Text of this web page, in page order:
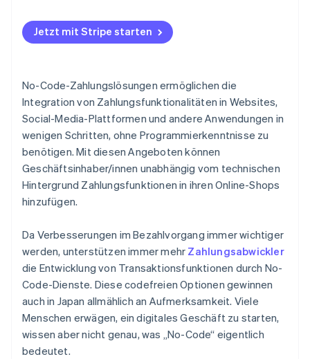
Backoffice-Arbeit vereinfachen
Link teilen
QR-Code erstellen
Jetzt mit Stripe starten
No-Code-Zahlungslösungen ermöglichen die
Integration von Zahlungsfunktionalitäten in Websites,
Social-Media-Plattformen und andere Anwendungen in
wenigen Schritten, ohne Programmierkenntnisse zu
benötigen. Mit diesen Angeboten können
Geschäftsinhaber/innen unabhängig vom technischen
Hintergrund Zahlungsfunktionen in ihren Online-Shops
hinzufügen.
Da Verbesserungen im Bezahlvorgang immer wichtiger
werden, unterstützen immer mehr Zahlungsabwickler
die Entwicklung von Transaktionsfunktionen durch No-
Code-Dienste. Diese codefreien Optionen gewinnen
auch in Japan allmählich an Aufmerksamkeit. Viele
Menschen erwägen, ein digitales Geschäft zu starten,
wissen aber nicht genau, was „No-Code“ eigentlich
bedeutet.